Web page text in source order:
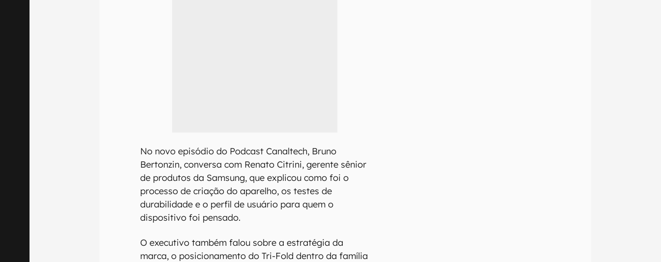
No novo episódio do Podcast Canaltech, Bruno
Bertonzin, conversa com Renato Citrini, gerente sênior
de produtos da Samsung, que explicou como foi o
processo de criação do aparelho, os testes de
durabilidade e o perfil de usuário para quem o
dispositivo foi pensado.
O executivo também falou sobre a estratégia da
marca, o posicionamento do Tri-Fold dentro da família